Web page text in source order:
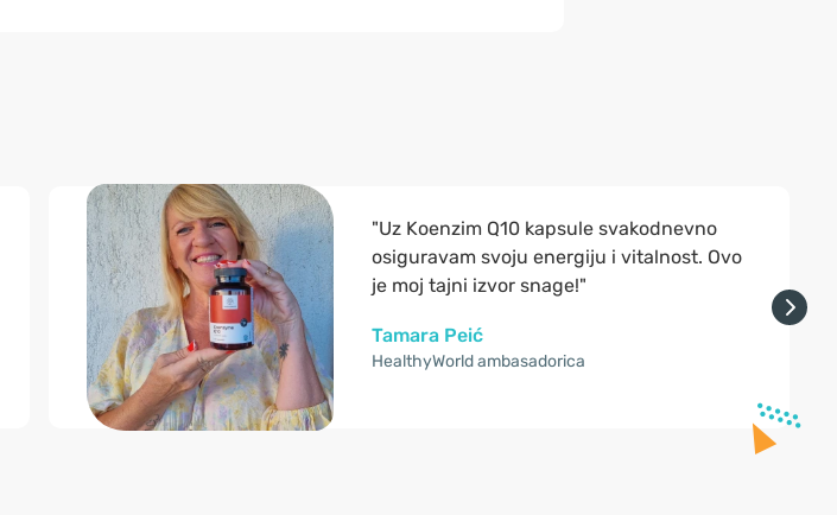
"Uz Koenzim Q10 kapsule svakodnevno
osiguravam svoju energiju i vitalnost. Ovo
je moj tajni izvor snage!"
Tamara Peić
HealthyWorld ambasadorica